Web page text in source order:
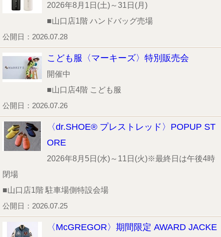
2026年8月1日(土)～31日(月)
■山口店1階 ハンドバッグ売場
公開日：2026.07.28
こども服〈マーキーズ〉特別販売会
開催中
■山口店4階 こども服
公開日：2026.07.26
〈dr.SHOE® プレストレッド〉POPUP ST
ORE
2026年8月5日(水)～11日(火)※最終日は午後4時
閉場
■山口店1階 駐車場側特設会場
公開日：2026.07.25
〈McGREGOR〉期間限定 AWARD JACKE